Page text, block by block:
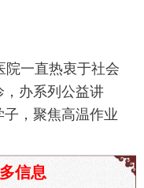
一直热衷于社会
办系列公益讲
，聚焦高温作业
信息